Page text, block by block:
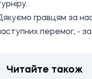
гравцям за
перемог, -
Читайте також